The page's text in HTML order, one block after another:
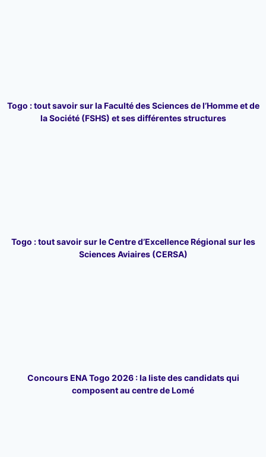
Togo : tout savoir sur la Faculté des Sciences de l’Homme et de
la Société (FSHS) et ses différentes structures
Togo : tout savoir sur le Centre d’Excellence Régional sur les
Sciences Aviaires (CERSA)
Concours ENA Togo 2026 : la liste des candidats qui
composent au centre de Lomé